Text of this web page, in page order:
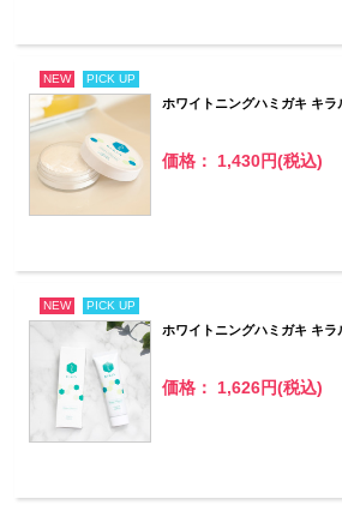
NEW PICK UP
ホワイトニングハミガキ キ
価格： 1,430円(税込)
NEW PICK UP
ホワイトニングハミガキ キ
価格： 1,626円(税込)